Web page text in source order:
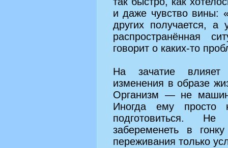
и даже чувство вины:
других получается,
распространённая
говорит о каких‑то
На зачатие влияет
изменения в образе
Организм — не
Иногда ему просто
подготовиться.
забеременеть в
переживания только